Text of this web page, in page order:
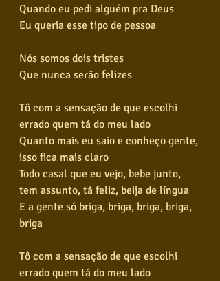
Quando eu pedi alguém pra Deus
Eu queria esse tipo de pessoa
Nós somos dois tristes
Que nunca serão felizes
Tô com a sensação de que escolhi
errado quem tá do meu lado
Quanto mais eu saio e conheço gente,
isso fica mais claro
Todo casal que eu vejo, bebe junto,
tem assunto, tá feliz, beija de língua
E a gente só briga, briga, briga, briga,
briga
Tô com a sensação de que escolhi
errado quem tá do meu lado